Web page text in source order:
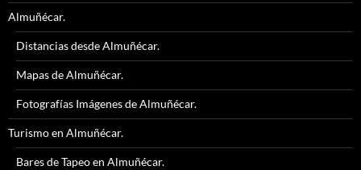
Almuñécar.
Distancias desde Almuñécar.
Mapas de Almuñécar.
Fotografías Imágenes de Almuñécar.
Turismo en Almuñécar.
Bares de Tapeo en Almuñécar.